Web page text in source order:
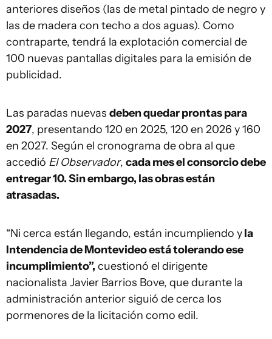
anteriores diseños (las de metal pintado de negro y
las de madera con techo a dos aguas). Como
contraparte, tendrá la explotación comercial de
100 nuevas pantallas digitales para la emisión de
publicidad.
Las paradas nuevas deben quedar prontas para
2027, presentando 120 en 2025, 120 en 2026 y 160
en 2027. Según el cronograma de obra al que
accedió El Observador, cada mes el consorcio debe
entregar 10. Sin embargo, las obras están
atrasadas.
“Ni cerca están llegando, están incumpliendo yla
Intendencia de Montevideo está tolerando ese
incumplimiento”, cuestionó el dirigente
nacionalista Javier Barrios Bove, que durante la
administración anterior siguió de cerca los
pormenores de la licitación como edil.